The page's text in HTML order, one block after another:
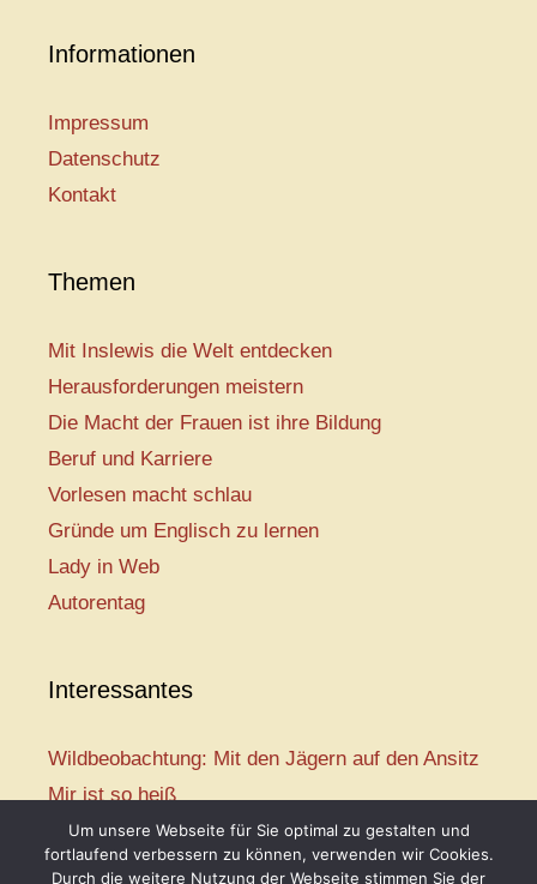
Informationen
Impressum
Datenschutz
Kontakt
Themen
Mit Inslewis die Welt entdecken
Herausforderungen meistern
Die Macht der Frauen ist ihre Bildung
Beruf und Karriere
Vorlesen macht schlau
Gründe um Englisch zu lernen
Lady in Web
Autorentag
Interessantes
Wildbeobachtung: Mit den Jägern auf den Ansitz
Mir ist so heiß
Mission: Rettungsschwimmer
Vogelwelt-Entdeckertour
Um unsere Webseite für Sie optimal zu gestalten und
fortlaufend verbessern zu können, verwenden wir Cookies.
Durch die weitere Nutzung der Webseite stimmen Sie der